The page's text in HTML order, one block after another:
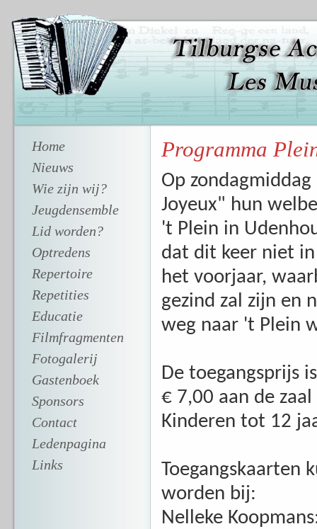
Home
Nieuws
Wie zijn wij?
Jeugdensemble
Lid worden?
Optredens
Repertoire
Repetities
Educatie
Filmfragmenten
Fotogalerij
Gastenboek
Sponsors
Contact
Ledenpagina
Links
Programma
Op
Joyeux" hun
't Plein in
dat dit keer niet
het voorjaar,
gezind zal zijn en
weg naar 't Plein
De toegangsprijs
€ 7,00 aan de
Kinderen tot 12
Toegangskaarten
worden bij:
Nelleke